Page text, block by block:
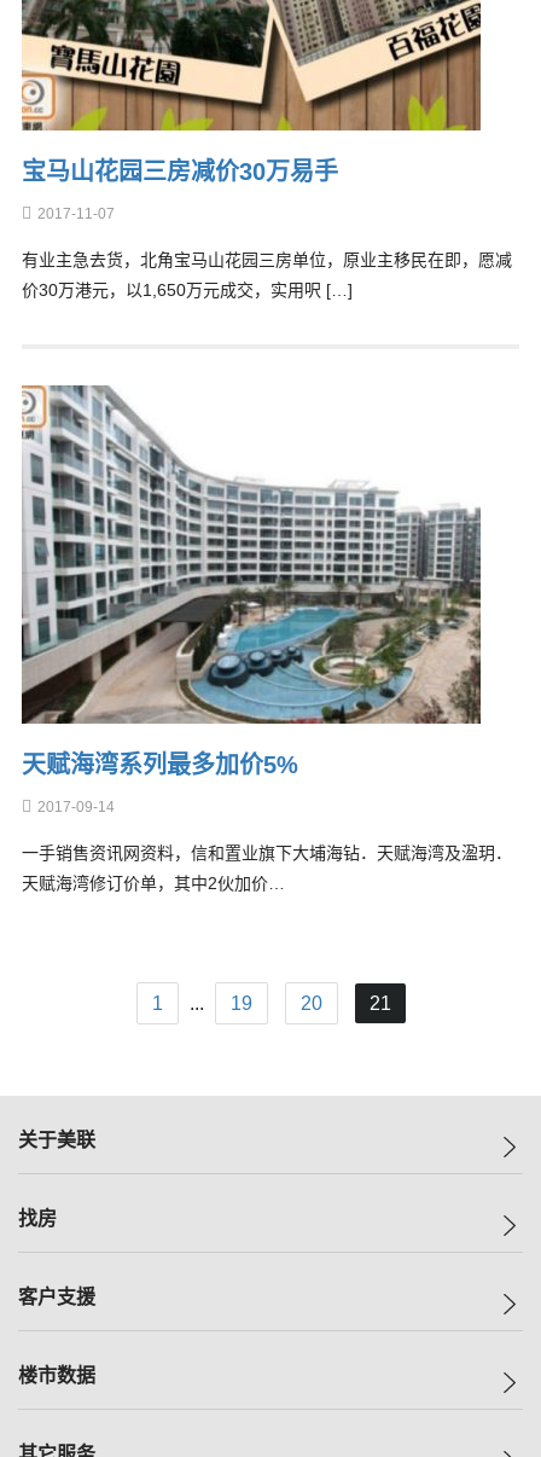
宝马山花园三房减价30万易手
2017-11-07
有业主急去货，北角宝马山花园三房单位，原业主移民在即，愿减
价30万港元，以1,650万元成交，实用呎 […]
天赋海湾系列最多加价5%
2017-09-14
一手销售资讯网资料，信和置业旗下大埔海钻．天赋海湾及溋玥．
天赋海湾修订价单，其中2伙加价…
1 ... 19 20 21
关于美联
美联集团
人才招募
找房
一手新房
减价
客户支援
自助放盘
楼市数据
指数